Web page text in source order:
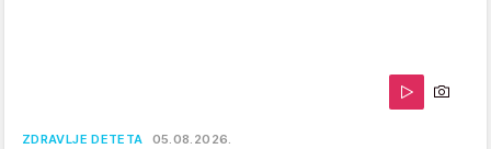
ZDRAVLJE DETETA 05.08.2026.